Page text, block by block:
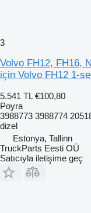
3
Volvo FH12, FH16,
için Volvo FH12 1-
5.541 TL €100,80
Poyra
3988773 3988774
dizel
Estonya, Tallinn
TruckParts Eesti OÜ
Satıcıyla iletişime geç